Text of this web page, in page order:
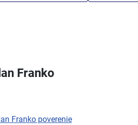
Franko
Franko poverenie